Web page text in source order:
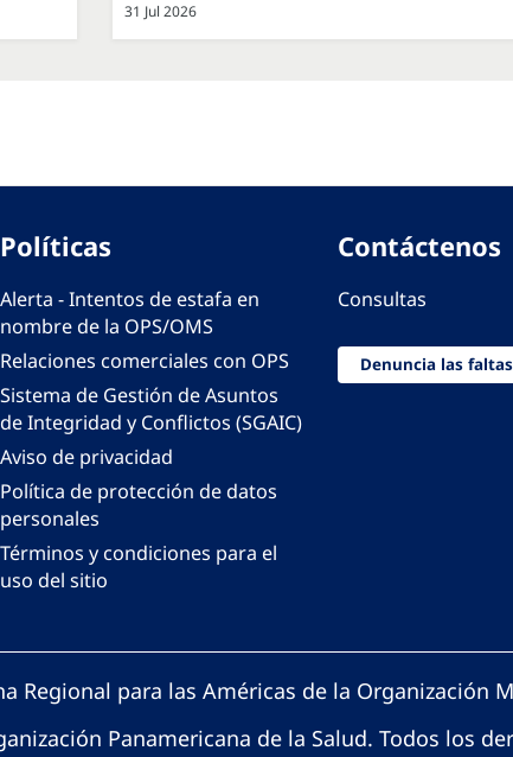
31 Jul 2026
Políticas
Alerta - Intentos de estafa en
nombre de la OPS/OMS
Relaciones comerciales con OPS
Sistema de Gestión de Asuntos
de Integridad y Conflictos (SGAIC)
Aviso de privacidad
Política de protección de datos
personales
Términos y condiciones para el
uso del sitio
Contáctenos
Consultas
Denuncia las
Regional para las Américas de la Organización
Panamericana de la Salud. Todos los